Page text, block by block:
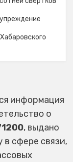
информация
о
, выдано
сфере связи,